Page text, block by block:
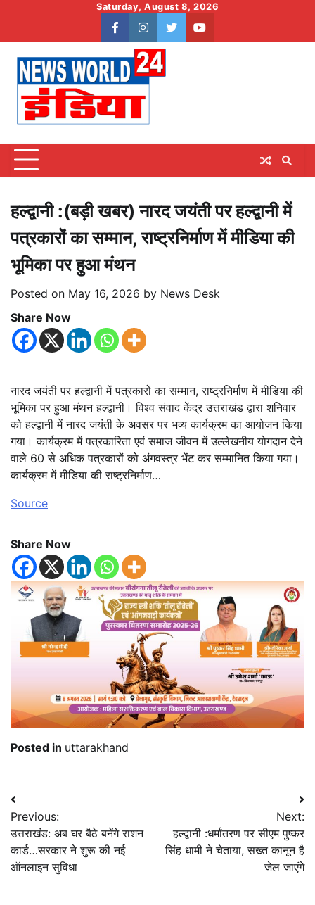
content
Saturday, August 8, 2026
facebookinstagram
twitteryoutube
हल्द्वानी :(बड़ी खबर) नारद जयंती पर हल्द्वानी में
पत्रकारों का सम्मान, राष्ट्रनिर्माण में मीडिया की
भूमिका पर हुआ मंथन
Posted on May 16, 2026 by News Desk
Share Now
नारद जयंती पर हल्द्वानी में पत्रकारों का सम्मान, राष्ट्रनिर्माण में मीडिया की
भूमिका पर हुआ मंथन हल्द्वानी। विश्व संवाद केंद्र उत्तराखंड द्वारा शनिवार
को हल्द्वानी में नारद जयंती के अवसर पर भव्य कार्यक्रम का आयोजन किया
गया। कार्यक्रम में पत्रकारिता एवं समाज जीवन में उल्लेखनीय योगदान देने
वाले 60 से अधिक पत्रकारों को अंगवस्त्र भेंट कर सम्मानित किया गया।
कार्यक्रम में मीडिया की राष्ट्रनिर्माण…
Source
Share Now
Posted in uttarakhand
Post
navigation
Previous:
उत्तराखंड: अब घर बैठे बनेंगे राशन
कार्ड…सरकार ने शुरू की नई
ऑनलाइन सुविधा
Next:
हल्द्वानी :धर्मांतरण पर सीएम पुष्कर
सिंह धामी ने चेताया, सख्त कानून है
जेल जाएंगे